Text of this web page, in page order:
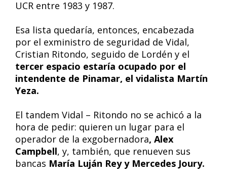
UCR entre 1983 y 1987.
Esa lista quedaría, entonces, encabezada
por el exministro de seguridad de Vidal,
Cristian Ritondo, seguido de Lordén y el
tercer espacio estaría ocupado por el
intendente de Pinamar, el vidalista Martín
Yeza.
El tandem Vidal – Ritondo no se achicó a la
hora de pedir: quieren un lugar para el
operador de la exgobernadora, Alex
Campbell, y, también, que renueven sus
bancas María Luján Rey y Mercedes Joury.